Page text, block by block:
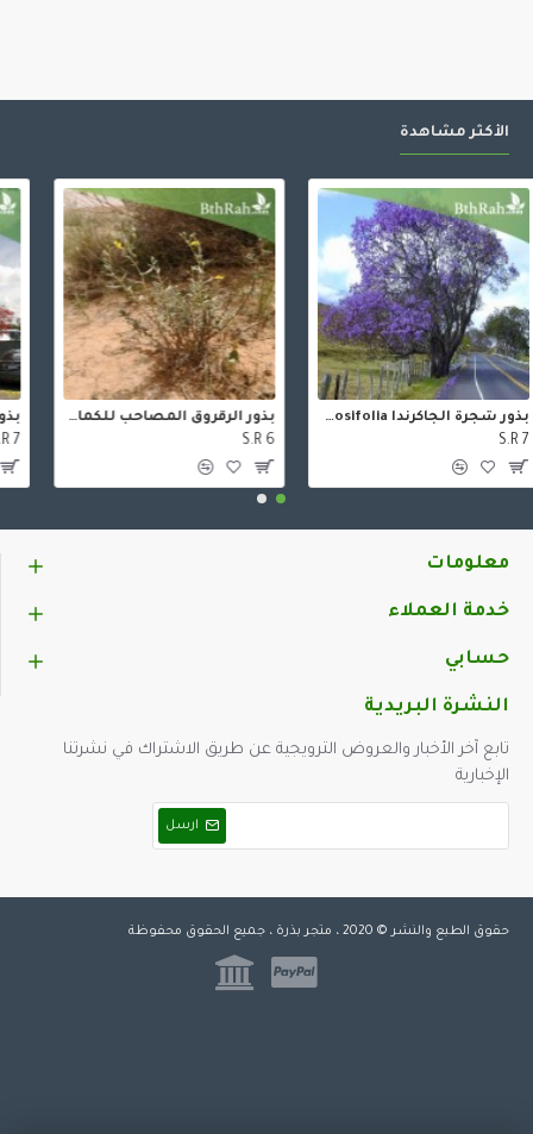
الأكثر مشاهدة
S.R 6
معلومات
خدمة العملاء
حسابي
النشرة البريدية
تابع آخر الأخبار والعروض الترويجية عن طريق الاشتراك في نشرتنا
الإخبارية
ارسل
حقوق الطبع والنشر © 2020 ، متجر بذرة ، جميع الحقوق محفوظة